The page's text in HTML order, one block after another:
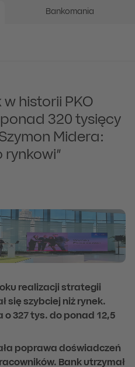
Bankomania
historii PKO
320 tysięcy
Midera:
rynkowi”
realizacji strategii
się szybciej niż rynek.
o 327 tys. do ponad 12,5
poprawa doświadczeń
Bank utrzymał